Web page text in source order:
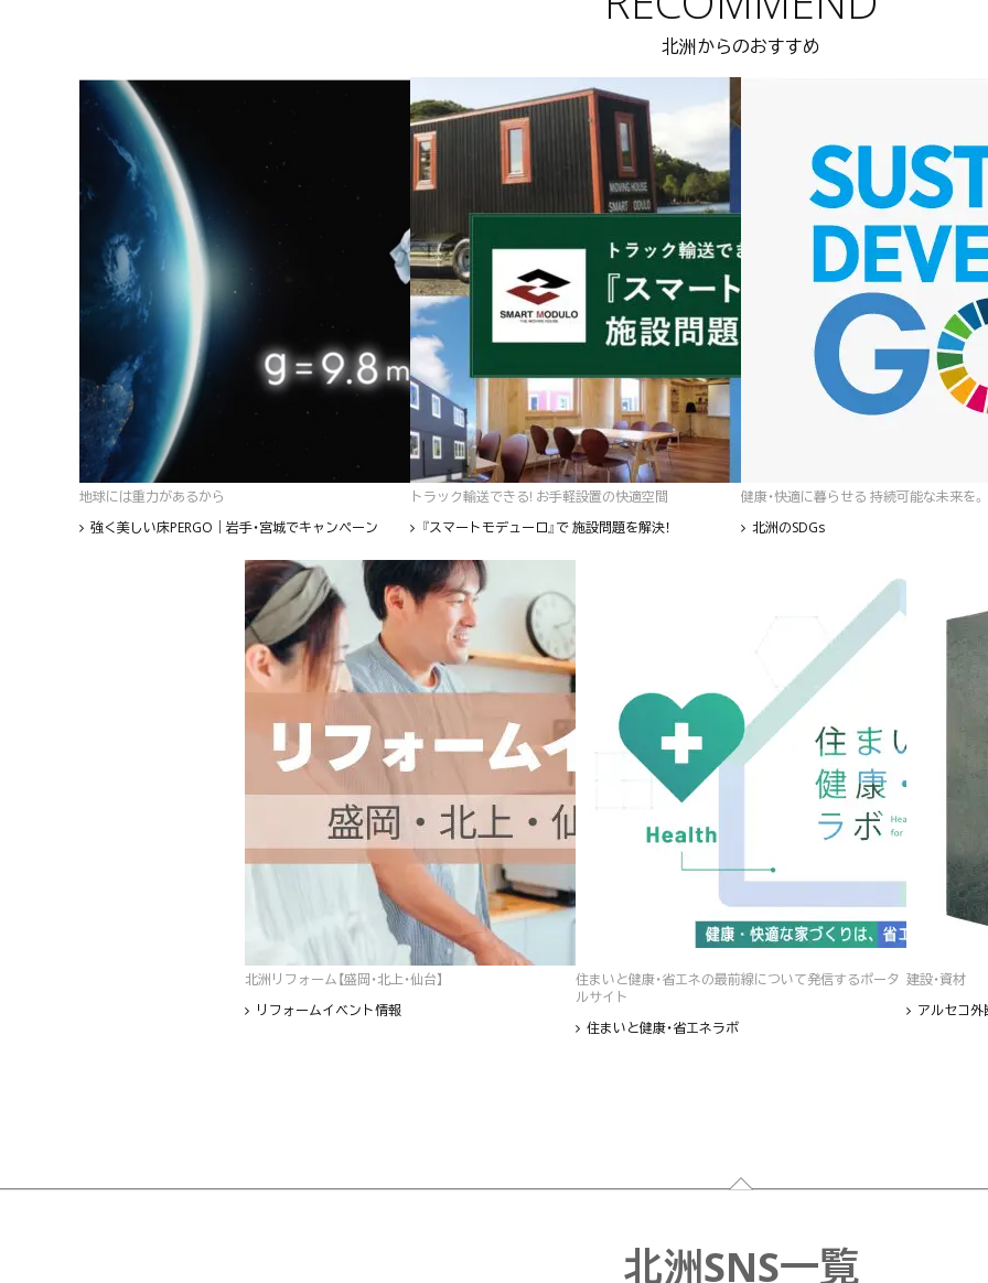
北洲からのおすすめ
地球には重力があるから
強く美しい床PERGO｜岩手・宮城でキャンペーン
トラック輸送できる! お手軽設置の快適空間
『スマートモデューロ』で 施設問題を解決！
健康・快適に暮らせる 持続可能な未来を。
北洲のSDGs
北洲リフォーム【盛岡・北上・仙台】
リフォームイベント情報
住まいと健康・省エネの最前線について発信するポータ
ルサイト
住まいと健康・省エネラボ
建設・資材
アルセコ
フッター
北洲SNS一覧